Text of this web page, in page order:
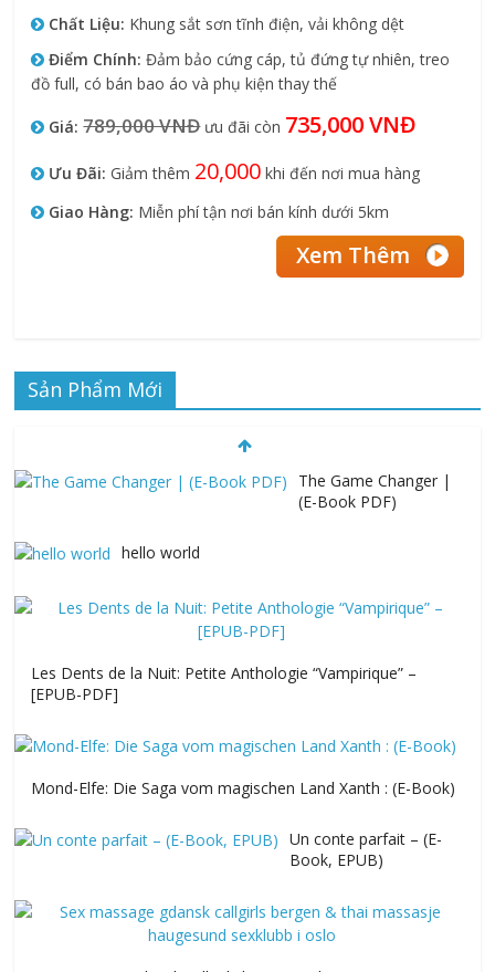
Chất Liệu: Khung sắt sơn tĩnh điện, vải không dệt
Điểm Chính: Đảm bảo cứng cáp, tủ đứng tự nhiên, treo
đồ full, có bán bao áo và phụ kiện thay thế
Giá: 789,000 VNĐưu đãi còn 735,000 VNĐ
Ưu Đãi: Giảm thêm 20,000 khi đến nơi mua hàng
Giao Hàng: Miễn phí tận nơi bán kính dưới 5km
Sản Phẩm Mới
The Game Changer |
(E-Book PDF)
hello world
Les Dents de la Nuit: Petite Anthologie “Vampirique” –
[EPUB-PDF]
Mond-Elfe: Die Saga vom magischen Land Xanth : (E-Book)
Un conte parfait – (E-
Book, EPUB)